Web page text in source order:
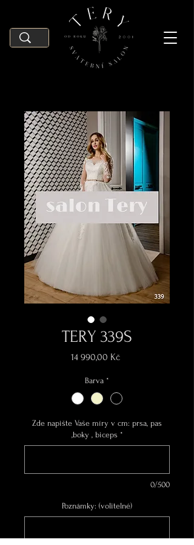
TERY 339S
14 990,00 KčCena
Barva *
Zde napište Vaše míry v cm: prsa, pas
,boky , biceps *
0/500
Poznámky: (volitelné)